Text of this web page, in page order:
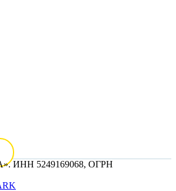
ИНН 5249169068, ОГРН